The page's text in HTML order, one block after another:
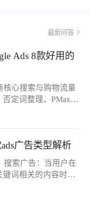
最新问答
Ads 8款好用的
核心搜索与购物流量
定词整理、PMax
方免费工具、规则
作室、品牌出海团
具）定位：谷歌官方
广告类型解析
搜索广告：当用户在
词相关的内容时，
以下几种形式：响